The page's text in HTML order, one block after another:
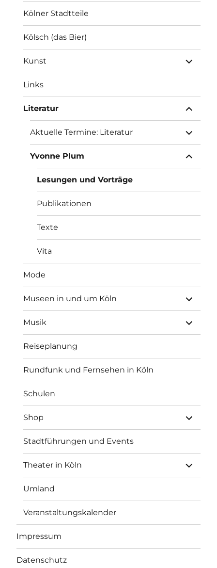
Kölner Stadtteile
Kölsch (das Bier)
Kunst
anzeigen
Links
Literatur
anzeigen
Aktuelle Termine: Literatur
anzeigen
Yvonne Plum
anzeigen
Lesungen und Vorträge
Publikationen
Texte
Vita
Mode
Museen in und um Köln
anzeigen
Musik
anzeigen
Reiseplanung
Rundfunk und Fernsehen in Köln
Schulen
Shop
anzeigen
Stadtführungen und Events
Theater in Köln
anzeigen
Umland
Veranstaltungskalender
Impressum
Datenschutz